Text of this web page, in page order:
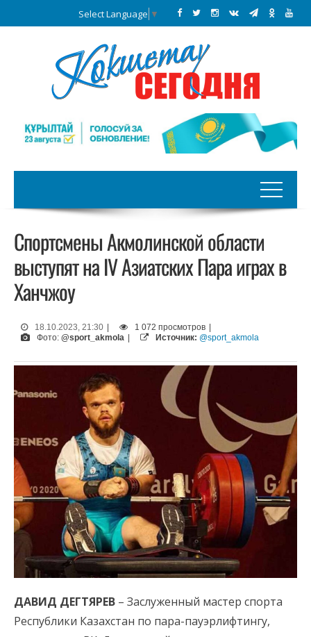
Select Language ▼
Спортсмены Акмолинской области
выступят на IV Азиатских Пара играх в
Ханчжоу
18.10.2023, 21:30 1 072 просмотров
Фото: @sport_akmola Источник: @sport_akmola
ДАВИД ДЕГТЯРЕВ – Заслуженный мастер спорта
Республики Казахстан по пара-пауэрлифтингу,